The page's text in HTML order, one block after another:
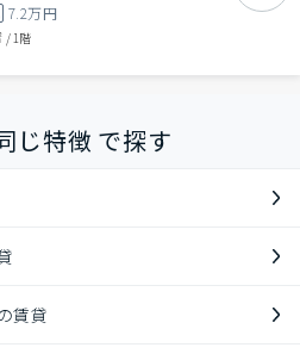
7.2万円
/ 1階
じ特徴 で探す
賃貸